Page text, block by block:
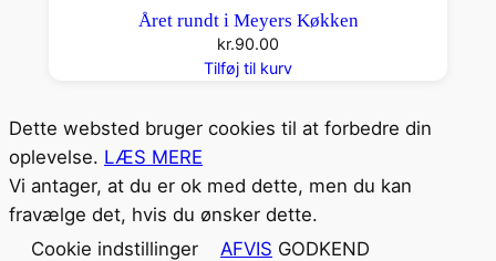
Året rundt i Meyers Køkken
kr.90.00
Tilføj til kurv
Dette websted bruger cookies til at forbedre din
oplevelse. LÆS MERE
Vi antager, at du er ok med dette, men du kan
fravælge det, hvis du ønsker dette.
Cookie indstillinger
AFVIS GODKEND